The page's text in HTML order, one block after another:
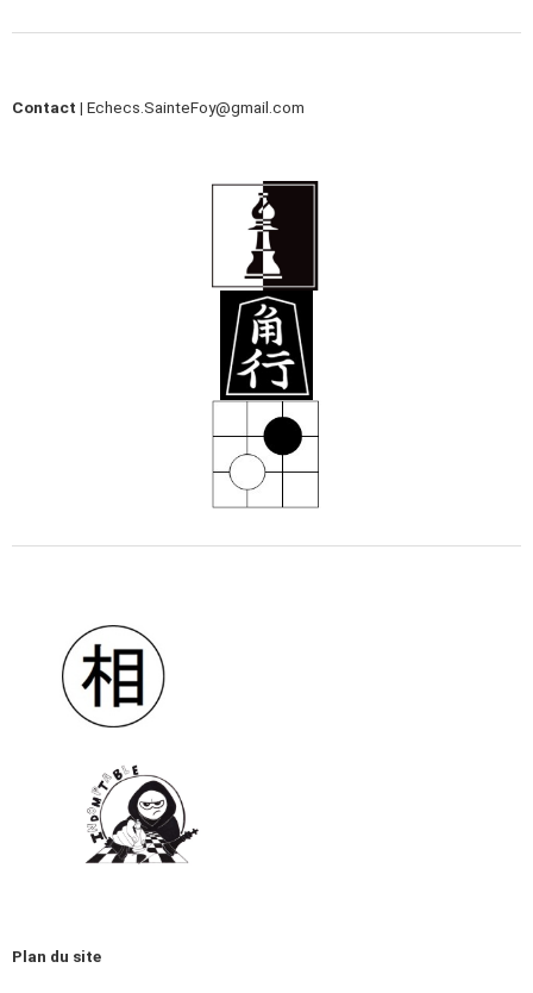
Contact | Echecs.SainteFoy@gmail.com
Plan du site